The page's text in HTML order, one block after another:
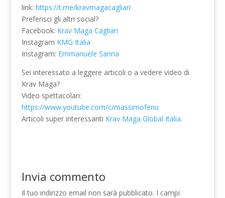
link: https://t.me/kravmagacagliari
Preferisci gli altri social?
Facebook: Krav Maga Cagliari
Instagram KMG Italia
Instagram: Emmanuele Sanna
Sei interessato a leggere articoli o a vedere video di
Krav Maga?
Video spettacolari:
https://www.youtube.com/c/massimofenu
Articoli super interessanti Krav Maga Global Italia.
Invia commento
Il tuo indirizzo email non sarà pubblicato. I campi